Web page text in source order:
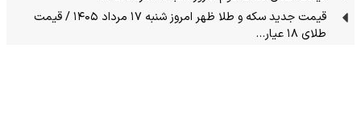
قیمت جدید سکه و طلا ظهر امروز شنبه ۱۷ مرداد ۱۴۰۵ / قیمت
طلای ۱۸ عیار…